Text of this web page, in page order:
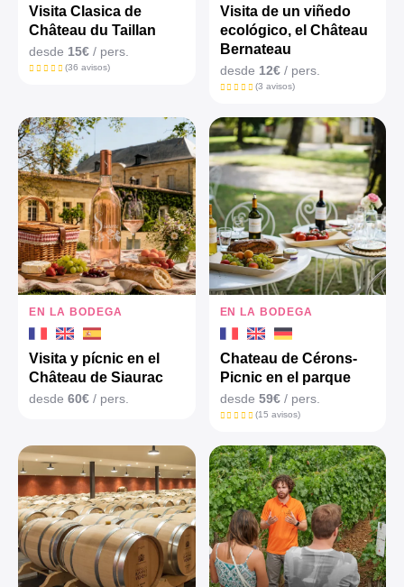
Visita Clasica de
Château du Taillan
desde 15€ / pers.
(36 avisos)
Visita de un viñedo
ecológico, el Château
Bernateau
desde 12€/ pers.
(3 avisos)
EN LA BODEGA
Visita y pícnic en el
Château de Siaurac
desde 60€ / pers.
EN LA BODEGA
Chateau de Cérons-
Picnic en el parque
desde 59€/ pers.
(15 avisos)